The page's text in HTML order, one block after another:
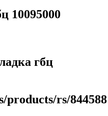
10095000
гбц
rs/